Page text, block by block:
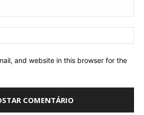
and website in this browser for the